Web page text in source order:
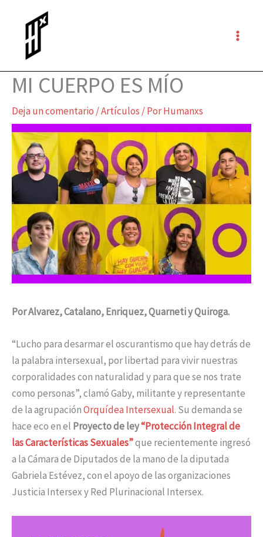
contenido
MI CUERPO ES MÍO
Deja un comentario /Artículos / PorHumanxs
Por Alvarez, Catalano, Enriquez, Quarneti y Quiroga.
“Lucho para desarmar el oscurantismo que hay detrás de
la palabra intersexual, por libertad para vivir nuestras
corporalidades con naturalidad y para que se nos trate
como personas”, clamó Gaby, militante y representante
de la agrupaciónOrquídea Intersexual. Su demanda se
hace eco en el Proyecto de ley“Protección Integral de
las Características Sexuales”que recientemente ingresó
a la Cámara de Diputados de la mano de la diputada
Gabriela Estévez, con el apoyo de las organizaciones
Justicia Intersex y Red Plurinacional Intersex.